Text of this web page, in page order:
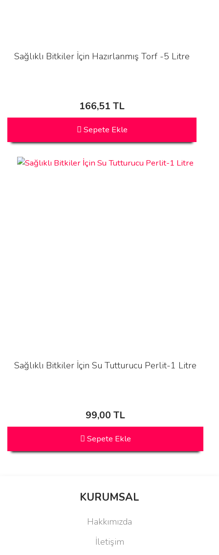
Sağlıklı Bitkiler İçin Hazırlanmış Torf -5 Litre
166,51 TL
Sepete Ekle
Sağlıklı Bitkiler İçin Su Tutturucu Perlit-1 Litre
99,00 TL
Sepete Ekle
KURUMSAL
Hakkımızda
İletişim